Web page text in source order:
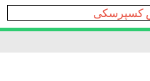
کسپرسکی